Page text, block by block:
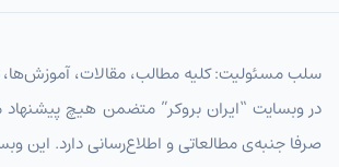
سلب مسئولیت: کلیه مطالب، مقالات، آموزش‌ها،
در وبسایت “ایران بروکر” متضمن هیچ
صرفا جنبه‌ی مطالعاتی و اطلاع‌رسانی دارد. این